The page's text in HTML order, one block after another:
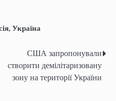
, Україна
США запропонували
створити демілітаризовану
зону на території України